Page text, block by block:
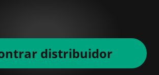
distribuidor